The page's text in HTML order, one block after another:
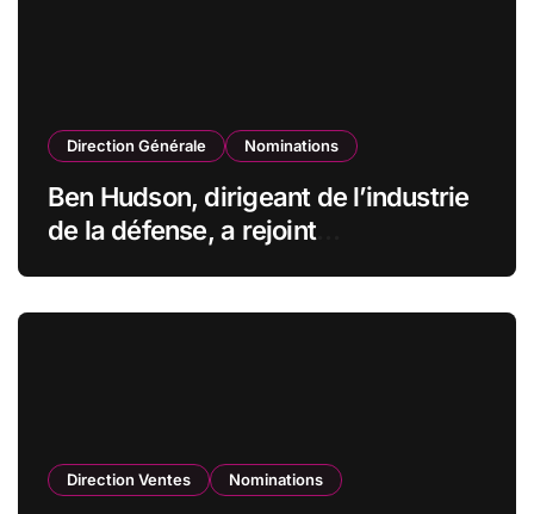
Direction Générale Nominations
Ben Hudson, dirigeant de l’industrie
de la défense, a rejoint
Direction Ventes Nominations